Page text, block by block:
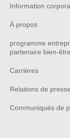
Information
À propos
programme
partenaire bien-être
Carrières
Relations de presse
Communiqués de